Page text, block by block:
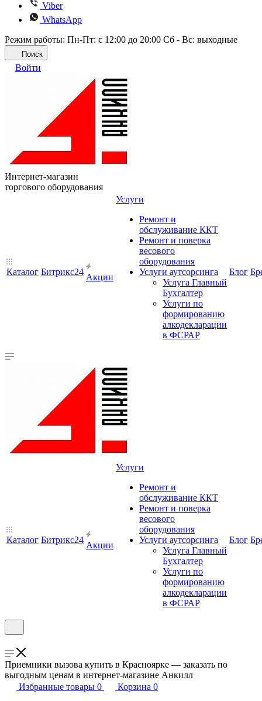
Viber
WhatsApp
Режим работы: Пн-Пт: с 12:00 до 20:00 Сб - Вс: выходные
Поиск
Войти
Интернет-магазин
торгового оборудования
Каталог Битрикс24
Акции
Услуги
Ремонт и
обслуживание ККТ
Ремонт и поверка
весового
оборудования
Услуги аутсорсинга
Услуга Главный
Бухгалтер
Услуги по
формированию
алкодекларации
в ФСРАР
Блог
Каталог Битрикс24
Акции
Услуги
Ремонт и
обслуживание ККТ
Ремонт и поверка
весового
оборудования
Услуги аутсорсинга
Услуга Главный
Бухгалтер
Услуги по
формированию
алкодекларации
в ФСРАР
Блог
Приемники вызова купить в Красноярке — заказать по
выгодным ценам в интернет-магазине Анкилл
Избранные товары 0 Корзина 0